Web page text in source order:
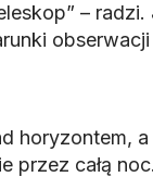
–
horyzontem,
przez całą